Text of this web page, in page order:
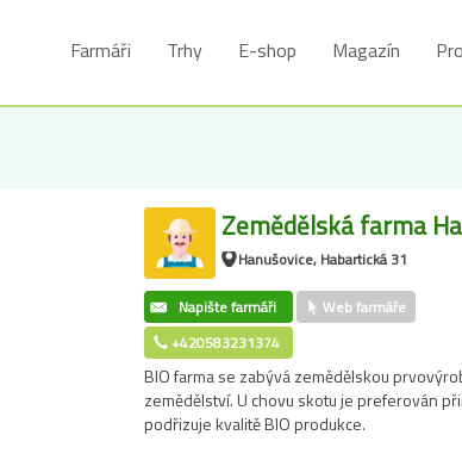
Farmáři Trhy E-shop Magazín
Zemědělská farma
Hanušovice, Habartická 31
Napište farmáři
Web farmáře
+420583231374
BIO farma se zabývá zemědělskou
zemědělství. U chovu skotu je preferován
podřizuje kvalitě BIO produkce.